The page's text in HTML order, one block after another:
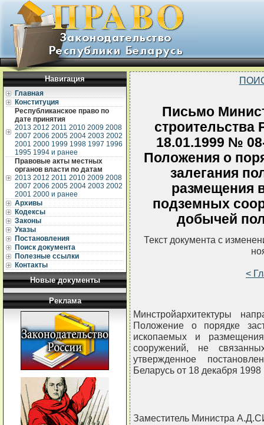
Навигация
Главная
Конституция
Республиканское право по
дате принятия
2013 2012 2011 2010 2009 2008
2007 2006 2005 2004 2003 2002
2001 2000 1999 1998 1997 1996
1995 1994 и ранее
Правовые акты местных
органов власти по датам
2013 2012 2011 2010 2009 2008
2007 2006 2005 2004 2003 2002
2001 2000 и ранее
Архивы
Кодексы
Законы
Указы
Постановления
Поиск документа
Полезные ссылки
Контакты
Новые документы
Реклама
Письмо
строительства
18.01.1999 №
Положения о
залегания
размещения
подземных
добычей
Текст документа с
<
Минстройархитектуры
Положение о порядке
ископаемых и
сооружений, не
утвержденное
Беларусь от 18 декабря 1998
Заместитель Министра